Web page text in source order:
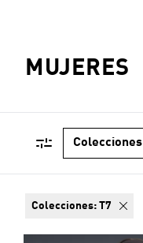
MUJERES
colecciones
colecciones: T7